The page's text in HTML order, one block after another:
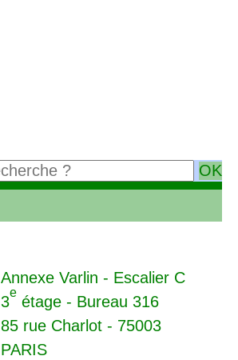
Annexe Varlin - Escalier C
3
e
étage - Bureau 316
85 rue Charlot - 75003
PARIS